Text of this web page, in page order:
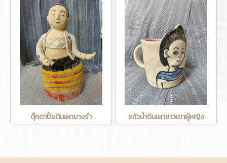
ตุ๊กตาปั้นดินเผานางรำ แก้วน้ำดินเผาชาวเขาผู้หญิง